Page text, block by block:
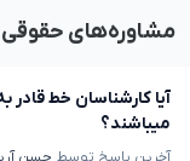
مشاوره‌های حقوقی
آیا کارشناسان خط
میباشند؟